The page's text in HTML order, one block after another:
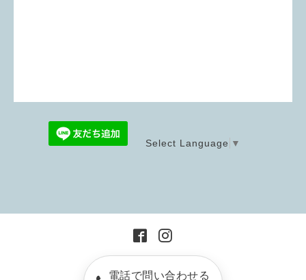
Select Language ▼
電話で問い合わせる